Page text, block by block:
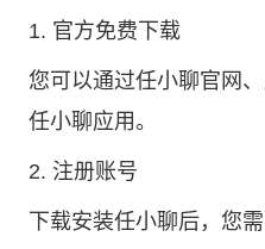
1. 官方免费下载
您可以通过任小聊官网
任小聊应用。
2. 注册账号
下载安装任小聊后，您